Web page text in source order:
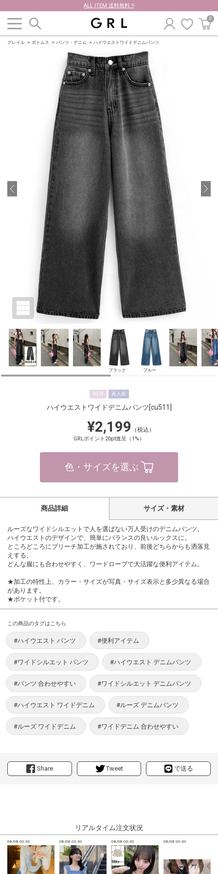
ALL ITEM 送料無料 !!
0
グレイル ボトムス パンツ・デニム ハイウエストワイドデニムパンツ
ブラック ブルー
NEW 再入荷
ハイウエストワイドデニムパンツ[cu511]
¥2,199 （税込）
GRLポイント20pt進呈（1%）
色・サイズを選ぶ
Share Tweet で送る
商品詳細 サイズ・素材
ルーズなワイドシルエットで人を選ばない万人受けのデニムパンツ。
ハイウエストのデザインで、簡単にバランスの良いルックスに。
ところどころにブリーチ加工が施されており、前後どちらからも洒落見
えする。
どんな服にも合わせやすく、ワードローブで大活躍な便利アイテム。
★加工の特性上、カラー・サイズが写真・サイズ表示と多少異なる場合
があります。
★ポケット付です。
この商品のタグはこちら
#ハイウエスト パンツ #便利アイテム
#ワイドシルエット パンツ #ハイウエスト デニムパンツ
#パンツ 合わせやすい #ワイドシルエット デニムパンツ
#ハイウエスト ワイドデニム #ルーズ デニムパンツ
#ルーズ ワイドデニム #ワイドデニム 合わせやすい
リアルタイム注文状況
08/08 00:30 08/08 00:30 08/08 00:30 08/08 00:30